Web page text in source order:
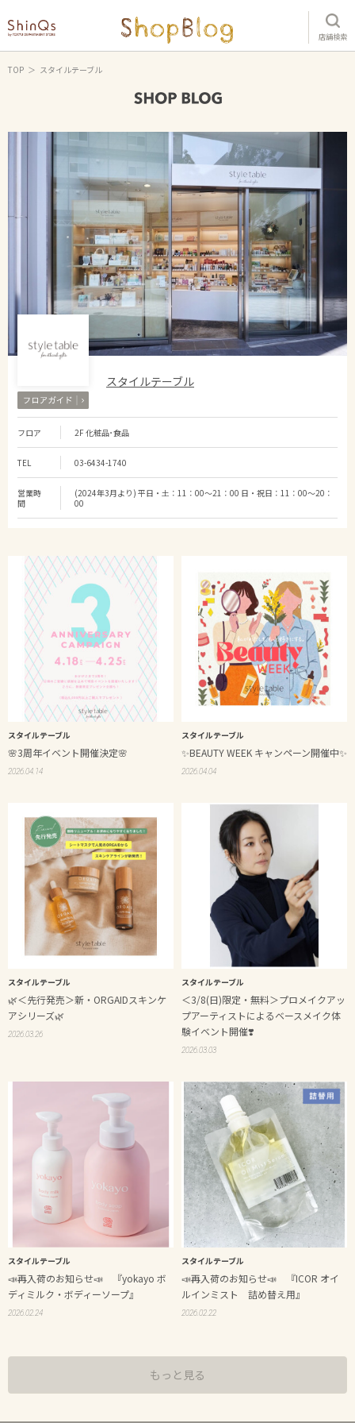
店舗検索
TOP スタイルテーブル
スタイルテーブル
フロア 2F 化粧品･食品
TEL 03-6434-1740
営業時
間
(2024年3月より) 平日・土：11：00～21：00 日・祝日：11：00～20：
00
スタイルテーブル
🌸3周年イベント開催決定🌸
2026.04.14
スタイルテーブル
✨BEAUTY WEEK キャンペーン開催中✨
2026.04.04
スタイルテーブル
🌿＜先行発売＞新・ORGAIDスキンケ
アシリーズ🌿
2026.03.26
スタイルテーブル
＜3/8(日)限定・無料＞プロメイクアッ
プアーティストによるベースメイク体
験イベント開催❣️
2026.03.03
スタイルテーブル
📣再入荷のお知らせ📣 『yokayo ボ
ディミルク・ボディーソープ』
2026.02.24
スタイルテーブル
📣再入荷のお知らせ📣 『ICOR オイ
ルインミスト 詰め替え用』
2026.02.22
もっと見る